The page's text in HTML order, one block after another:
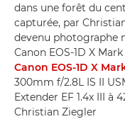
dans une forêt du
capturée, par
devenu photographe
Canon EOS-1D X
Canon EOS-1D X
300mm f/2.8L IS II
Extender EF 1.4x III à
Christian Ziegler